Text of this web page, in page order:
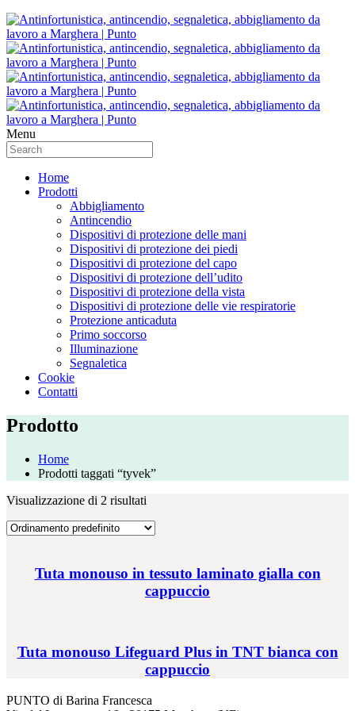
Menu
Home
Prodotti
Abbigliamento
Antincendio
Dispositivi di protezione delle mani
Dispositivi di protezione dei piedi
Dispositivi di protezione del capo
Dispositivi di protezione dell’udito
Dispositivi di protezione della vista
Dispositivi di protezione delle vie respiratorie
Protezione anticaduta
Primo soccorso
Illuminazione
Segnaletica
Cookie
Contatti
Prodotto
Home
Prodotti taggati “tyvek”
Visualizzazione di 2 risultati
Tuta monouso in tessuto laminato gialla con
cappuccio
Tuta monouso Lifeguard Plus in TNT bianca con
cappuccio
PUNTO di Barina Francesca